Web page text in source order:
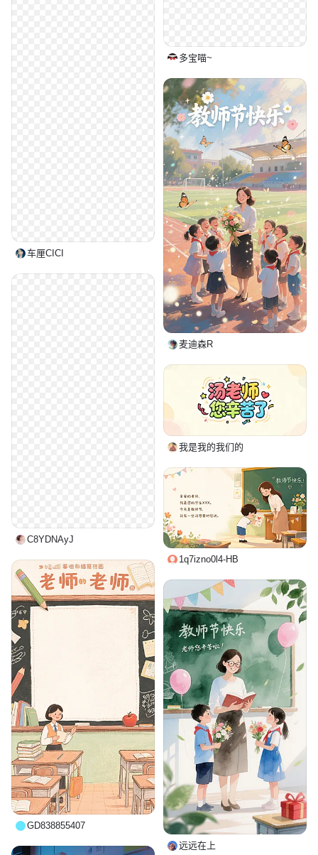
多宝喵~
车厘CICI
麦迪森R
C8YDNAyJ
我是我的我们的
1q7izno0l4-HB
GD838855407
远远在上